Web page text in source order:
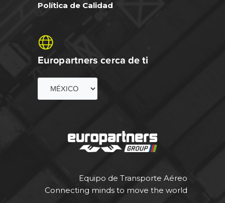
Política de Calidad
Europartners cerca de ti
Equipo de Transporte Aéreo
Connecting minds to move the world